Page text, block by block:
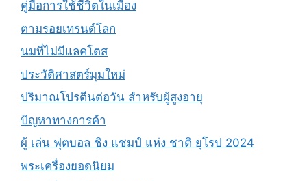
คู่มือการใช้ชีวิตในเมือง
ตามรอยเทรนด์โลก
นมที่ไม่มีแลคโตส
ประวัติศาสตร์มุมใหม่
ปริมาณโปรตีนต่อวัน สำหรับผู้สูงอายุ
ปัญหาทางการค้า
ผู้ เล่น ฟุตบอล ชิง แชมป์ แห่ง ชาติ ยุโรป 2024
พระเครื่องยอดนิยม